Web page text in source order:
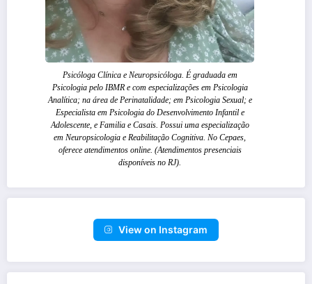
Psicóloga Clínica e Neuropsicóloga. É graduada em
Psicologia pelo IBMR e com especializações em Psicologia
Analítica; na área de Perinatalidade; em Psicologia Sexual; e
Especialista em Psicologia do Desenvolvimento Infantil e
Adolescente, e Familia e Casais. Possui uma especialização
em Neuropsicologia e Reabilitação Cognitiva. No Cepaes,
oferece atendimentos online. (Atendimentos presenciais
disponíveis no RJ).
View on Instagram